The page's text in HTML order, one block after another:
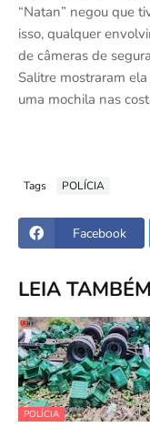
“Natan” negou que
isso, qualquer
de câmeras de
Salitre mostraram
uma mochila nas
Tags POLÍCIA
Facebook
LEIA
POLÍCIA